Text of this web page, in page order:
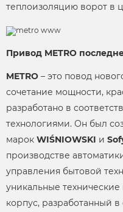
теплоизоляцию ворот в
Привод METRO
METRO – это повод
сочетание мощности,
разработано в
технологиями. Он был
марок WIŚNIOWSKI и
производстве
управления бытовой
уникальные
корпус, разработанный в